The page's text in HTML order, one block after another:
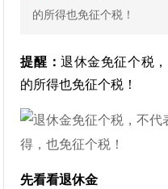
的所得也免征个税！
提醒：退休金免征个税
的所得也免征个税！
先看看退休金